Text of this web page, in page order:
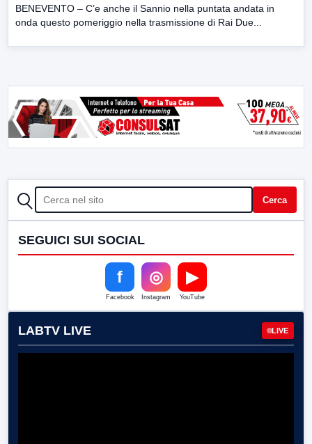
BENEVENTO – C’e anche il Sannio nella puntata andata in
onda questo pomeriggio nella trasmissione di Rai Due...
CERCA Cerca
SEGUICI SUI SOCIAL
f
Facebook
◎
Instagram
▶
YouTube
LABTV LIVE LIVE